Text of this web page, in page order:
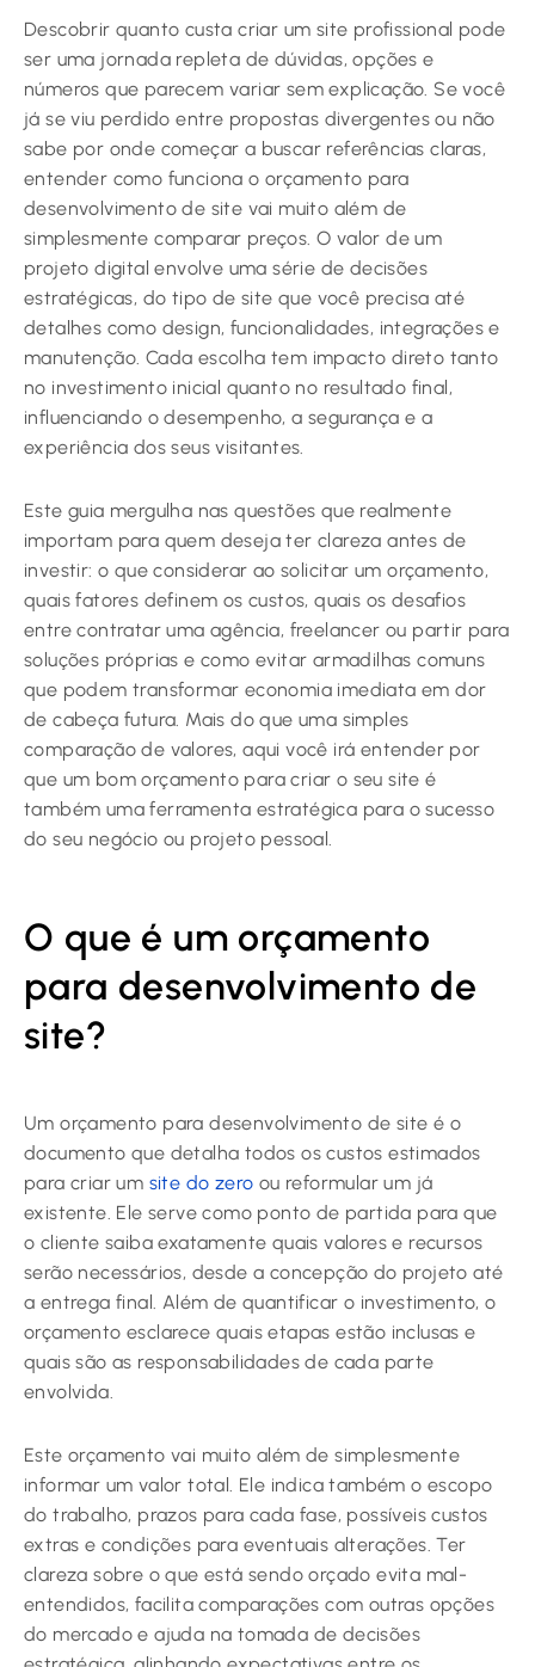
Descobrir quanto custa criar um site profissional pode
ser uma jornada repleta de dúvidas, opções e
números que parecem variar sem explicação. Se você
já se viu perdido entre propostas divergentes ou não
sabe por onde começar a buscar referências claras,
entender como funciona o orçamento para
desenvolvimento de site vai muito além de
simplesmente comparar preços. O valor de um
projeto digital envolve uma série de decisões
estratégicas, do tipo de site que você precisa até
detalhes como design, funcionalidades, integrações e
manutenção. Cada escolha tem impacto direto tanto
no investimento inicial quanto no resultado final,
influenciando o desempenho, a segurança e a
experiência dos seus visitantes.
Este guia mergulha nas questões que realmente
importam para quem deseja ter clareza antes de
investir: o que considerar ao solicitar um orçamento,
quais fatores definem os custos, quais os desafios
entre contratar uma agência, freelancer ou partir para
soluções próprias e como evitar armadilhas comuns
que podem transformar economia imediata em dor
de cabeça futura. Mais do que uma simples
comparação de valores, aqui você irá entender por
que um bom orçamento para criar o seu site é
também uma ferramenta estratégica para o sucesso
do seu negócio ou projeto pessoal.
O que é um orçamento
para desenvolvimento de
site?
Um orçamento para desenvolvimento de site é o
documento que detalha todos os custos estimados
para criar um site do zero ou reformular um já
existente. Ele serve como ponto de partida para que
o cliente saiba exatamente quais valores e recursos
serão necessários, desde a concepção do projeto até
a entrega final. Além de quantificar o investimento, o
orçamento esclarece quais etapas estão inclusas e
quais são as responsabilidades de cada parte
envolvida.
Este orçamento vai muito além de simplesmente
informar um valor total. Ele indica também o escopo
do trabalho, prazos para cada fase, possíveis custos
extras e condições para eventuais alterações. Ter
clareza sobre o que está sendo orçado evita mal-
entendidos, facilita comparações com outras opções
do mercado e ajuda na tomada de decisões